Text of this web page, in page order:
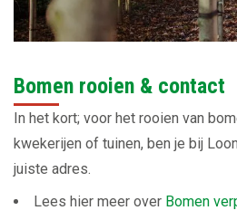
Bomen rooien & contact
In het kort; voor het rooien van
kwekerijen of tuinen, ben je bij
juiste adres.
Lees hier meer over Bomen